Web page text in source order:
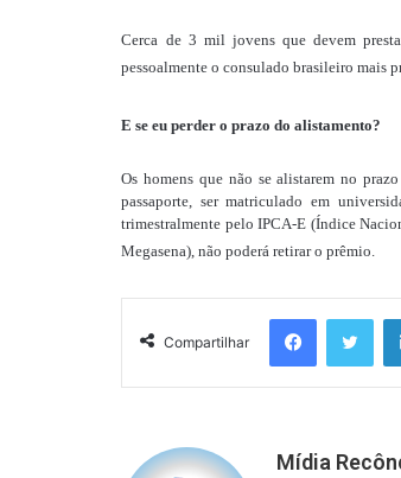
Cerca de 3 mil jovens que devem
pessoalmente o consulado brasileiro mais
E se eu perder o prazo do alistamento?
Os homens que não se alistarem no
passaporte, ser matriculado em
trimestralmente pelo IPCA-E (Índice
Megasena), não poderá retirar o prêmio.
Compartilhar
Facebook
Mídia